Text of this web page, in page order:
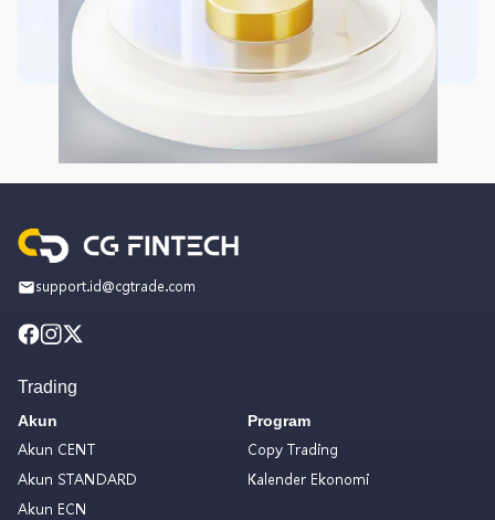
support.id@cgtrade.com
Trading
Akun
Akun CENT
Akun STANDARD
Akun ECN
Program
Copy Trading
Kalender Ekonomi